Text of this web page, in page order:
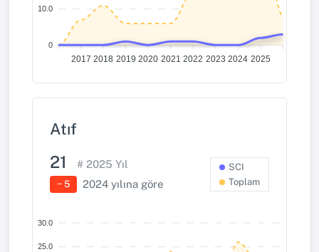
10.0
0
2017 2018 2019 2020 2021 2022 2023 2024 2025
Atıf
21 # 2025 Yıl
− 5 2024 yılına göre
SCI
Toplam
30.0
25.0